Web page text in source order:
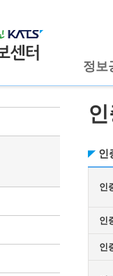
정보
인
인
인
인